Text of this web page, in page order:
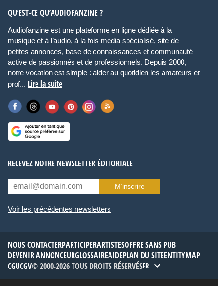
QU’EST-CE QU’AUDIOFANZINE ?
Audiofanzine est une plateforme en ligne dédiée à la
musique et à l’audio, à la fois média spécialisé, site de
petites annonces, base de connaissances et communauté
active de passionnés et de professionnels. Depuis 2000,
notre vocation est simple : aider au quotidien les amateurs et
prof... Lire la suite
RECEVEZ NOTRE NEWSLETTER ÉDITORIALE
M’inscrire
Voir les précédentes newsletters
NOUS CONTACTERPARTICIPERARTISTESOFFRE SANS PUB
DEVENIR ANNONCEURGLOSSAIREAIDEPLAN DU SITEENTITYMAP
CGUCGV© 2000-2026 TOUS DROITS RÉSERVÉSFR